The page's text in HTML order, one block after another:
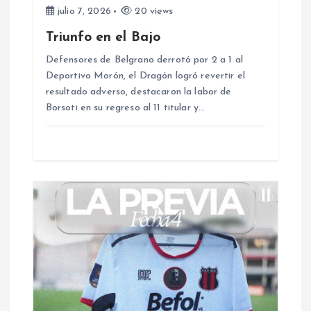
d
a
s
julio 7, 2026 20 views
Triunfo en el Bajo
Defensores de Belgrano derrotó por 2 a 1 al
Deportivo Morón, el Dragón logró revertir el
resultado adverso, destacaron la labor de
Borsoti en su regreso al 11 titular y…